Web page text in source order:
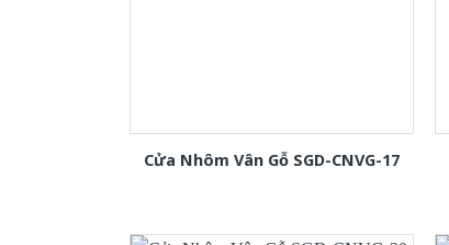
Cửa Nhôm Vân Gỗ SGD-CNVG-17